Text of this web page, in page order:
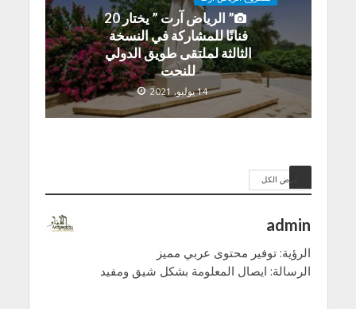
” الرياض آرت ” يختار 20
فنانًا للمشاركة في النسخة
الثالثة لملتقى طويق الدولي
للنحت
14 يوليو, 2021
عرض الكل
admin
الرؤية: توفير محتوى عربي مميز
الرسالة: ايصال المعلومة بشكل شيق ومفيد